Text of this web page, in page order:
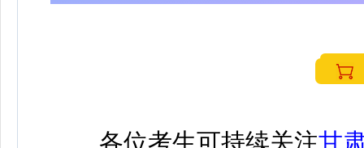
各位考生可持续关注甘